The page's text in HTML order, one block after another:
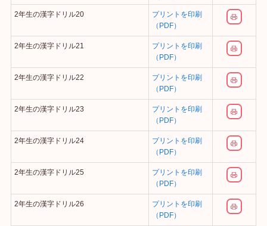
2年生の漢字ドリル20
プリントを印刷
（PDF）
2年生の漢字ドリル21
プリントを印刷
（PDF）
2年生の漢字ドリル22
プリントを印刷
（PDF）
2年生の漢字ドリル23
プリントを印刷
（PDF）
2年生の漢字ドリル24
プリントを印刷
（PDF）
2年生の漢字ドリル25
プリントを印刷
（PDF）
2年生の漢字ドリル26
プリントを印刷
（PDF）